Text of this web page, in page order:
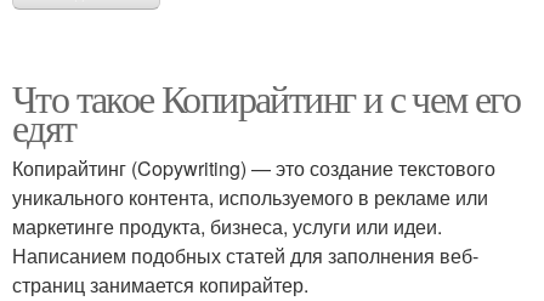
Что такое Копирайтинг и с чем его
едят
Копирайтинг (Copywriting) — это создание текстового
уникального контента, используемого в рекламе или
маркетинге продукта, бизнеса, услуги или идеи.
Написанием подобных статей для заполнения веб-
страниц занимается копирайтер.